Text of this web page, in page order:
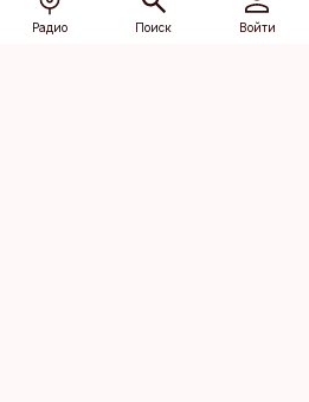
Радио Поиск Войти